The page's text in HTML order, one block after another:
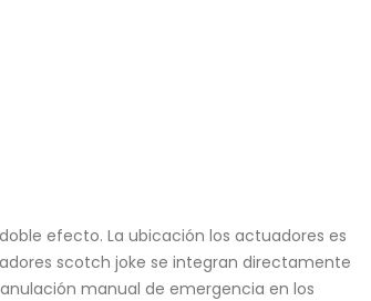
efecto. La ubicación los actuadores es
scotch joke se integran directamente
manual de emergencia en los